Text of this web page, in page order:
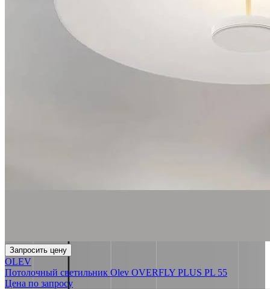
Запросить цену
OLEV
Потолочный светильник Olev OVERFLY PLUS PL 55
Цена по запросу